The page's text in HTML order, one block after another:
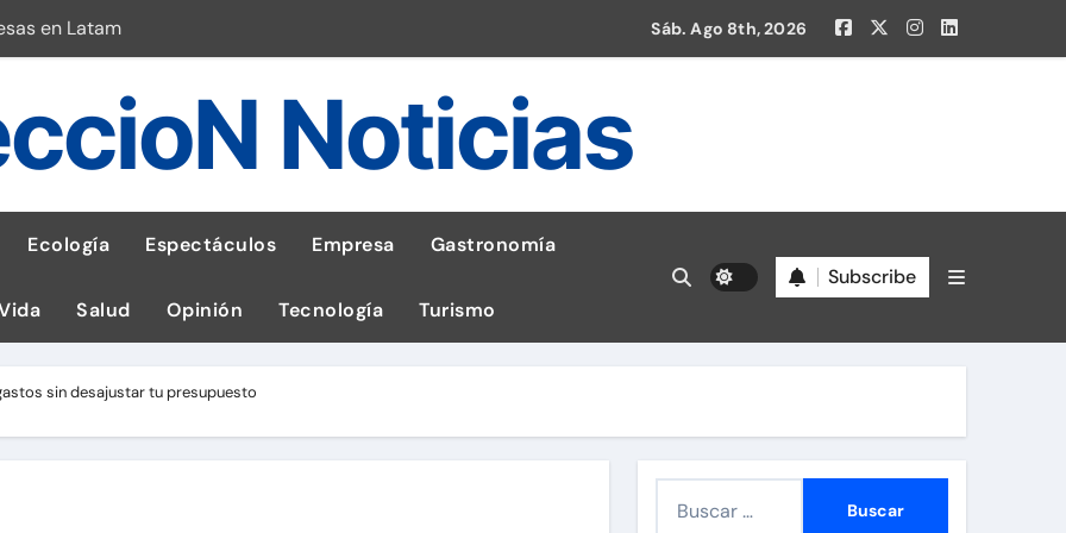
en Latam
de hígado
de GEI en sus operaciones
de celular según OSIPTEL
¡Descarga la app de Meridianbet y gana una jugada gratis en la Liga 1!
Sáb. Ago 8th, 2026
Noticias
Ecología Espectáculos Empresa Gastronomía
Salud Opinión Tecnología Turismo
Subscribe
sin desajustar tu presupuesto